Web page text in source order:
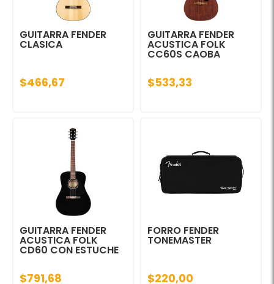
GUITARRA FENDER
CLASICA
$466,67
GUITARRA FENDER
ACUSTICA FOLK
CC60S CAOBA
$533,33
GUITARRA FENDER
ACUSTICA FOLK
CD60 CON ESTUCHE
$791,68
FORRO FENDER
TONEMASTER
$220,00